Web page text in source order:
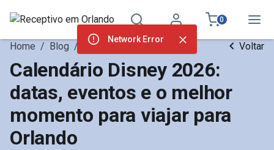
0
Home / Blog / Dicas de Viagem Voltar
Calendário Disney 2026:
datas, eventos e o melhor
momento para viajar para
Orlando
Network Error